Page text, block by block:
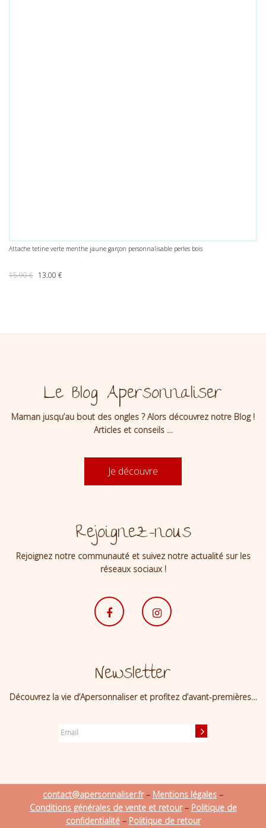
Attache tetine verte menthe jaune garçon personnalisable perles bois
15.90€ Le prix initial était : 15.90 €.
13.00 €Le prix actuel est : 13.00 €.
Le Blog Apersonnaliser
Maman jusqu’au bout des ongles ? Alors découvrez notre Blog !
Articles et conseils …
Je découvre
Rejoignez-nous
Rejoignez notre communauté et suivez notre actualité sur les
réseaux sociaux !
Newsletter
Découvrez la vie d’Apersonnaliser et profitez d’avant-premières…
contact@apersonnaliser.fr– Mentions légales –
Conditions générales de vente et retour– Politique de
confidentialité– Politique de retour